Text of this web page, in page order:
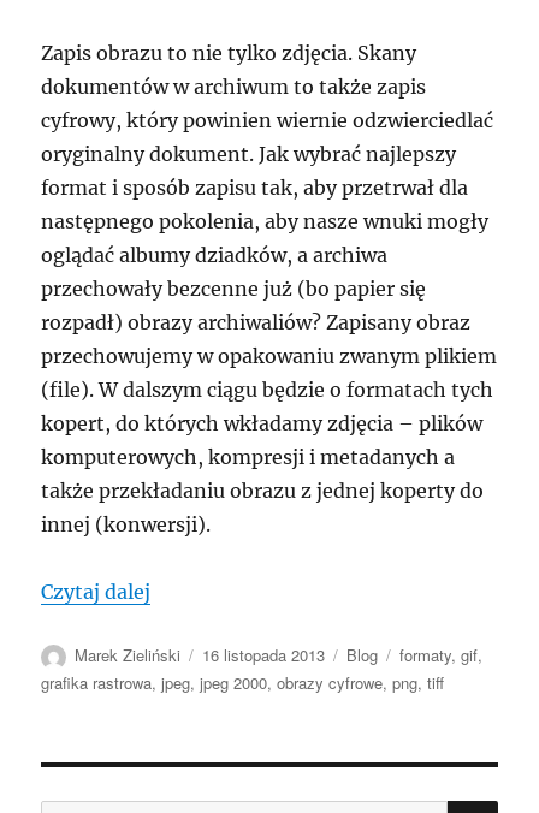
Zapis obrazu to nie tylko zdjęcia. Skany
dokumentów w archiwum to także zapis
cyfrowy, który powinien wiernie odzwierciedlać
oryginalny dokument. Jak wybrać najlepszy
format i sposób zapisu tak, aby przetrwał dla
następnego pokolenia, aby nasze wnuki mogły
oglądać albumy dziadków, a archiwa
przechowały bezcenne już (bo papier się
rozpadł) obrazy archiwaliów? Zapisany obraz
przechowujemy w opakowaniu zwanym plikiem
(file). W dalszym ciągu będzie o formatach tych
kopert, do których wkładamy zdjęcia – plików
komputerowych, kompresji i metadanych a
także przekładaniu obrazu z jednej koperty do
innej (konwersji).
Czytaj dalej
Autor
Marek Zieliński
Data
publikacji
16 listopada 2013 Kategorie
Blog Tagi
formaty,gif,
grafika rastrowa,jpeg,jpeg 2000,obrazy cyfrowe,png,tiff